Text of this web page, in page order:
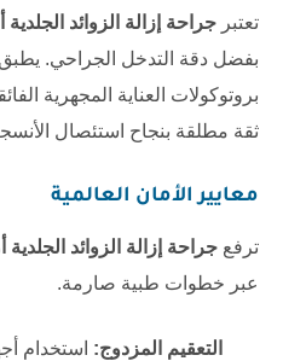
تعتبر جراحة إزالة الزوائد الجلدية
بفضل دقة التدخل الجراحي. يطبق
بروتوكولات العناية المجهرية
ثقة مطلقة بنجاح استئصال
معايير الأمان العالمية
ترفع جراحة إزالة الزوائد الجلدية
عبر خطوات طبية صارمة.
التعقيم المزدوج: استخدام